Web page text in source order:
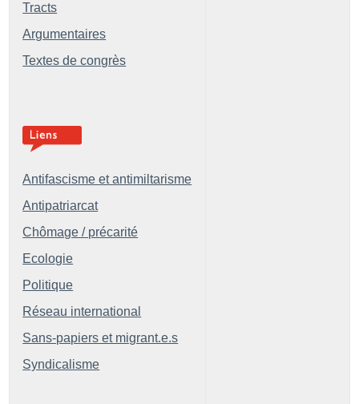
Tracts
Argumentaires
Textes de congrès
Antifascisme et antimiltarisme
Antipatriarcat
Chômage / précarité
Ecologie
Politique
Réseau international
Sans-papiers et migrant.e.s
Syndicalisme